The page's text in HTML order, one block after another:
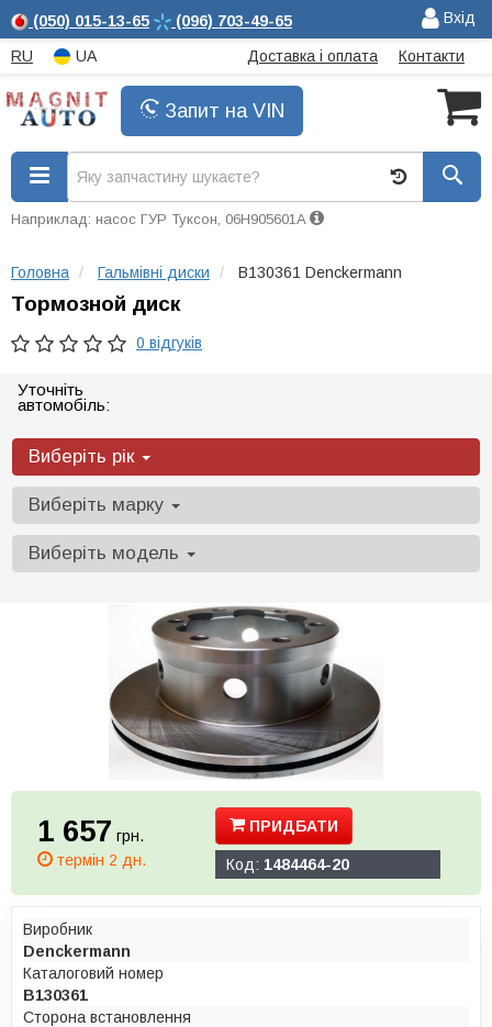
(050) 015-13-65 (096) 703-49-65 Вхід
RU UA Доставка і оплата Контакти
Запит на VIN
Наприклад: насос ГУР Туксон, 06H905601A
Головна Гальмівні диски B130361 Denckermann
Тормозной диск
0 відгуків
Уточніть
автомобіль:
Виберіть рік
Виберіть марку
Виберіть модель
1 657 грн.
термін 2 дн.
ПРИДБАТИ
Код: 1484464-20
Виробник
Denckermann
Каталоговий номер
B130361
Сторона встановлення